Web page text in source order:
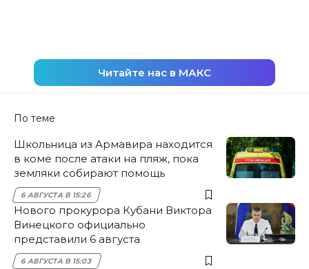
Читайте нас в МАКС
По теме
Школьница из Армавира находится
в коме после атаки на пляж, пока
земляки собирают помощь
6 АВГУСТА В 15:26
Нового прокурора Кубани Виктора
Винецкого официально
представили 6 августа
6 АВГУСТА В 15:03